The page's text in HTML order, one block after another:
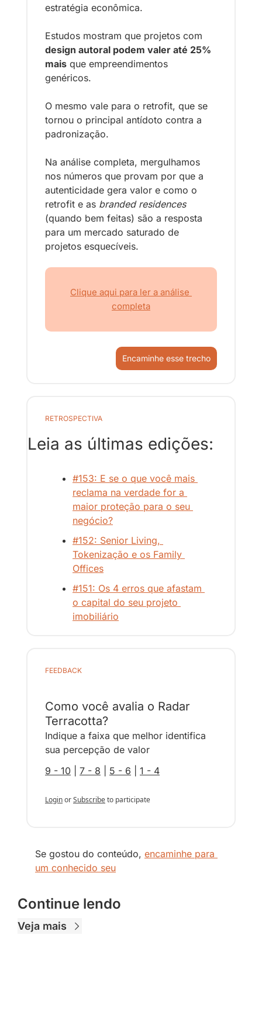
estratégia econômica.
design autoral podem valer até 25%
mais que empreendimentos
genéricos.
O mesmo vale para o retrofit, que se
tornou o principal antídoto contra a
padronização.
Na análise completa, mergulhamos
nos números que provam por que a
autenticidade gera valor e como o
retrofit e as branded residences
(quando bem feitas) são a resposta
para um mercado saturado de
projetos esquecíveis.
Clique aqui para ler a análise
completa
Encaminhe esse trecho
RETROSPECTIVA
Leia as últimas edições:
#153: E se o que você mais
reclama na verdade for a
maior proteção para o seu
negócio?
#152: Senior Living,
Tokenização e os Family
Offices
#151: Os 4 erros que afastam
o capital do seu projeto
imobiliário
FEEDBACK
Como você avalia o Radar
Terracotta?
Indique a faixa que melhor identifica
sua percepção de valor
9 - 10
7 - 8 5 - 6 1 - 4
LoginorSubscribeto participate
Se gostou do conteúdo, encaminhe para
um conhecido seu
Continue lendo
Veja mais